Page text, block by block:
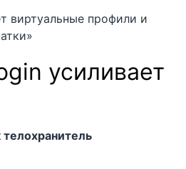
виртуальные профили и
усиливает